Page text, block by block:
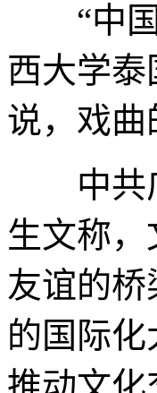
“中国
西大学
说，戏
中共广
生文称
友谊的
的国际